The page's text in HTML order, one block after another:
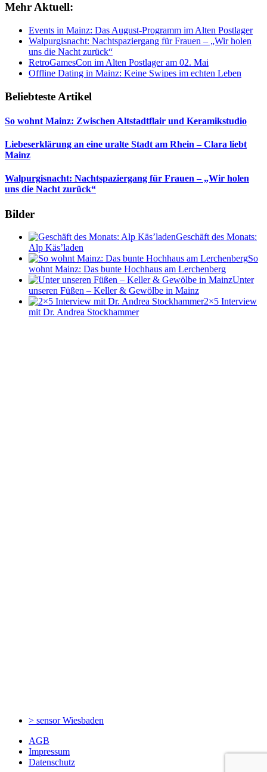
Mehr Aktuell:
Events in Mainz: Das August-Programm im Alten Postlager
Walpurgisnacht: Nachtspaziergang für Frauen – „Wir holen
uns die Nacht zurück“
RetroGamesCon im Alten Postlager am 02. Mai
Offline Dating in Mainz: Keine Swipes im echten Leben
Beliebteste Artikel
So wohnt Mainz: Zwischen Altstadtflair und Keramikstudio
Liebeserklärung an eine uralte Stadt am Rhein – Clara liebt
Mainz
Walpurgisnacht: Nachtspaziergang für Frauen – „Wir holen
uns die Nacht zurück“
Bilder
Geschäft des Monats:
Alp Käs’laden
So
wohnt Mainz: Das bunte Hochhaus am Lerchenberg
Unter
unseren Füßen – Keller & Gewölbe in Mainz
2×5 Interview
mit Dr. Andrea Stockhammer
> sensorWiesbaden
AGB
Impressum
Datenschutz